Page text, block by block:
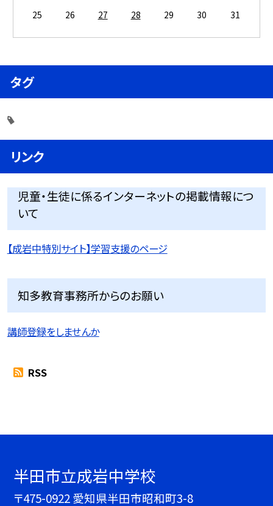
25
26 27 28 29 30 31
タグ
リンク
児童・生徒に係るインターネットの掲載情報につ
いて
【成岩中特別サイト】学習支援のページ
知多教育事務所からのお願い
講師登録をしませんか
RSS
半田市立成岩中学校
〒475-0922 愛知県半田市昭和町3-8